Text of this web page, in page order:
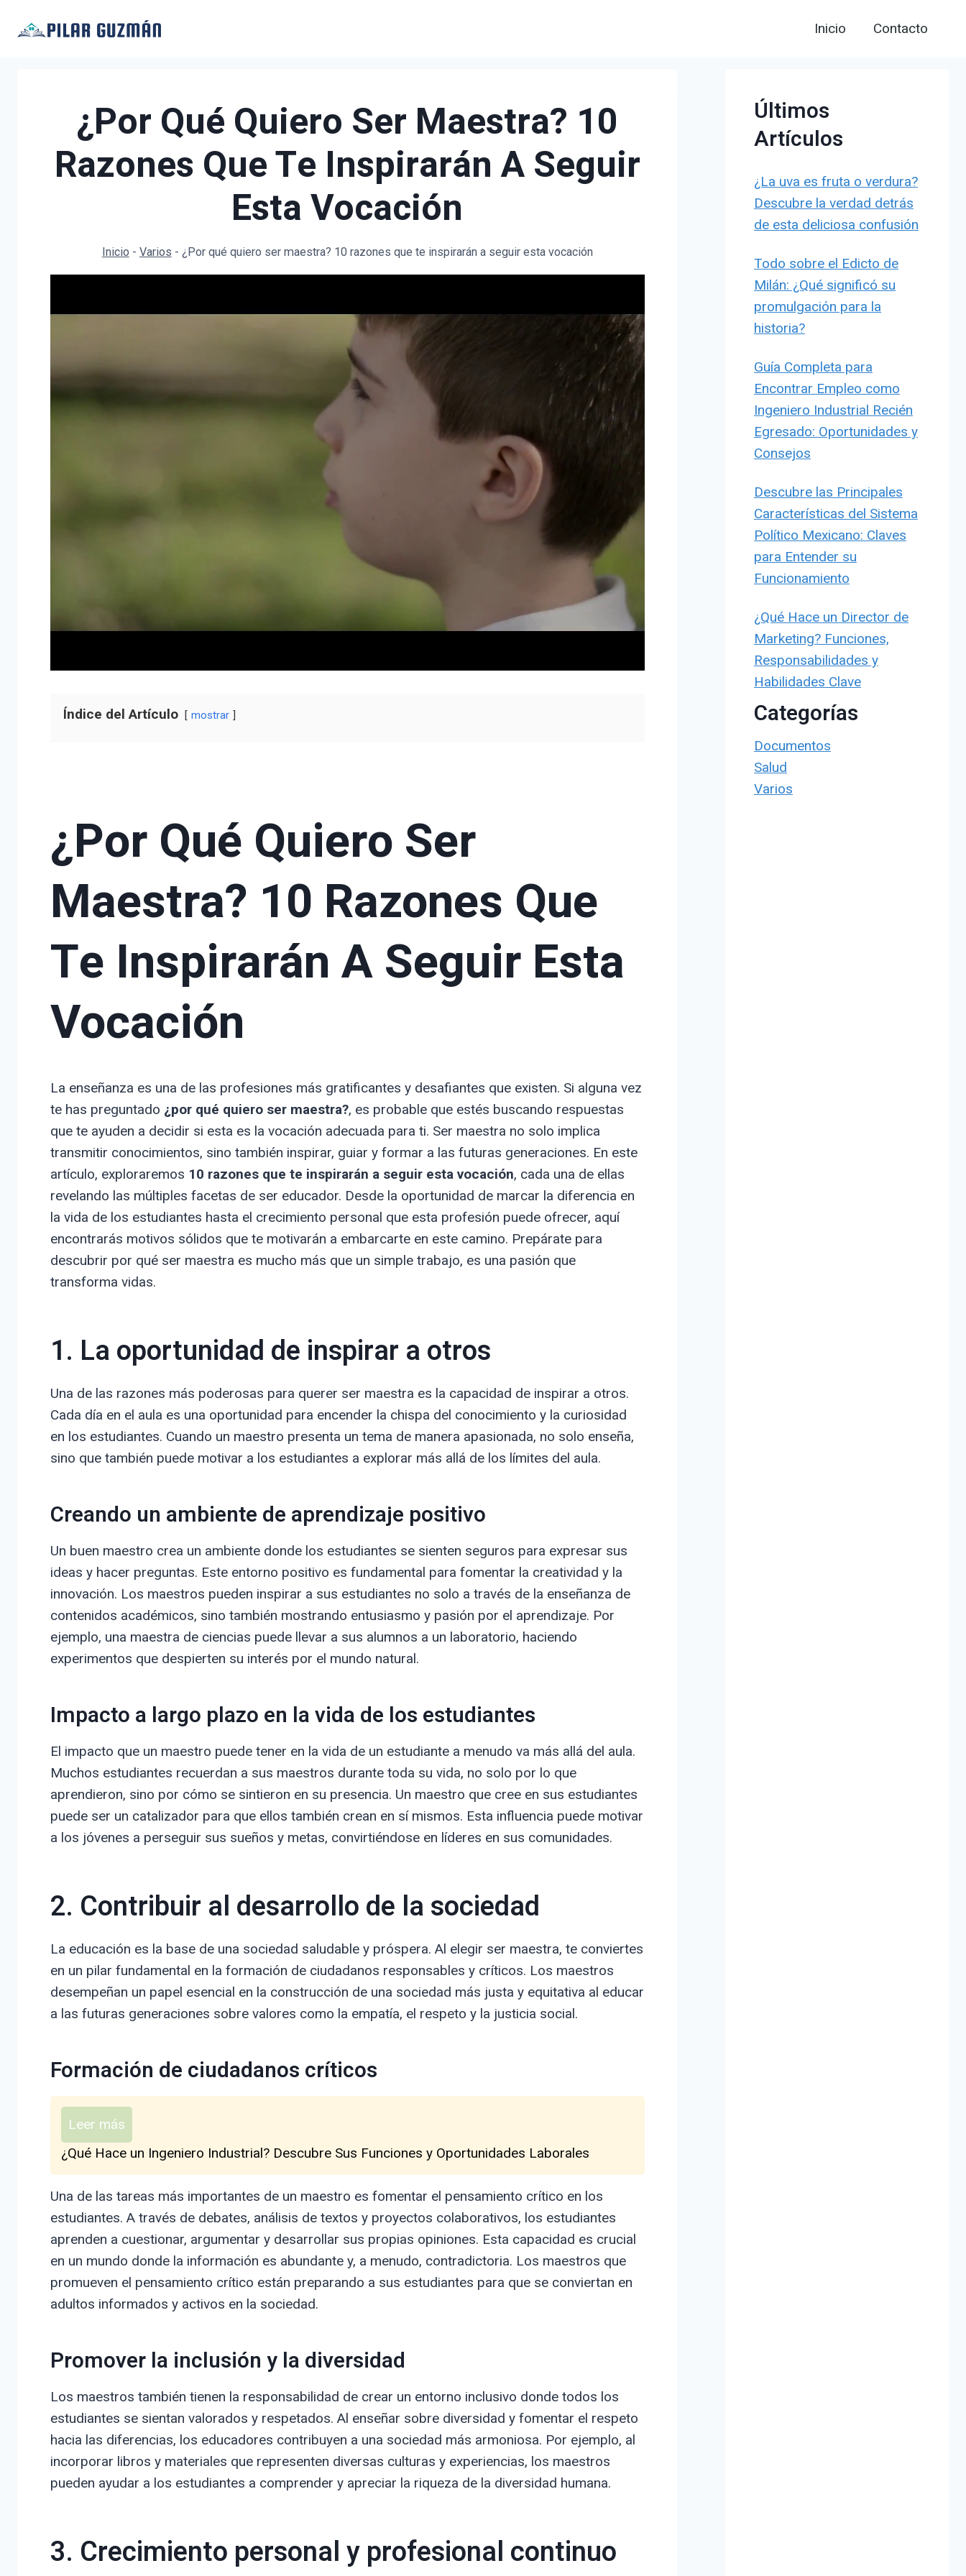
Inicio Contacto
¿Por Qué Quiero Ser Maestra? 10
Razones Que Te Inspirarán A Seguir
Esta Vocación
Inicio - Varios - ¿Por qué quiero ser maestra? 10 razones que te inspirarán a seguir esta vocación
Índice del Artículo mostrar
¿Por Qué Quiero Ser
Maestra? 10 Razones Que
Te Inspirarán A Seguir Esta
Vocación
La enseñanza es una de las profesiones más gratificantes y desafiantes que existen. Si alguna vez
te has preguntado ¿por qué quiero ser maestra?, es probable que estés buscando respuestas
que te ayuden a decidir si esta es la vocación adecuada para ti. Ser maestra no solo implica
transmitir conocimientos, sino también inspirar, guiar y formar a las futuras generaciones. En este
artículo, exploraremos 10 razones que te inspirarán a seguir esta vocación, cada una de ellas
revelando las múltiples facetas de ser educador. Desde la oportunidad de marcar la diferencia en
la vida de los estudiantes hasta el crecimiento personal que esta profesión puede ofrecer, aquí
encontrarás motivos sólidos que te motivarán a embarcarte en este camino. Prepárate para
descubrir por qué ser maestra es mucho más que un simple trabajo, es una pasión que
transforma vidas.
1. La oportunidad de inspirar a otros
Una de las razones más poderosas para querer ser maestra es la capacidad de inspirar a otros.
Cada día en el aula es una oportunidad para encender la chispa del conocimiento y la curiosidad
en los estudiantes. Cuando un maestro presenta un tema de manera apasionada, no solo enseña,
sino que también puede motivar a los estudiantes a explorar más allá de los límites del aula.
Creando un ambiente de aprendizaje positivo
Un buen maestro crea un ambiente donde los estudiantes se sienten seguros para expresar sus
ideas y hacer preguntas. Este entorno positivo es fundamental para fomentar la creatividad y la
innovación. Los maestros pueden inspirar a sus estudiantes no solo a través de la enseñanza de
contenidos académicos, sino también mostrando entusiasmo y pasión por el aprendizaje. Por
ejemplo, una maestra de ciencias puede llevar a sus alumnos a un laboratorio, haciendo
experimentos que despierten su interés por el mundo natural.
Impacto a largo plazo en la vida de los estudiantes
El impacto que un maestro puede tener en la vida de un estudiante a menudo va más allá del aula.
Muchos estudiantes recuerdan a sus maestros durante toda su vida, no solo por lo que
aprendieron, sino por cómo se sintieron en su presencia. Un maestro que cree en sus estudiantes
puede ser un catalizador para que ellos también crean en sí mismos. Esta influencia puede motivar
a los jóvenes a perseguir sus sueños y metas, convirtiéndose en líderes en sus comunidades.
2. Contribuir al desarrollo de la sociedad
La educación es la base de una sociedad saludable y próspera. Al elegir ser maestra, te conviertes
en un pilar fundamental en la formación de ciudadanos responsables y críticos. Los maestros
desempeñan un papel esencial en la construcción de una sociedad más justa y equitativa al educar
a las futuras generaciones sobre valores como la empatía, el respeto y la justicia social.
Formación de ciudadanos críticos
Leer más
¿Qué Hace un Ingeniero Industrial? Descubre Sus Funciones y Oportunidades Laborales
Una de las tareas más importantes de un maestro es fomentar el pensamiento crítico en los
estudiantes. A través de debates, análisis de textos y proyectos colaborativos, los estudiantes
aprenden a cuestionar, argumentar y desarrollar sus propias opiniones. Esta capacidad es crucial
en un mundo donde la información es abundante y, a menudo, contradictoria. Los maestros que
promueven el pensamiento crítico están preparando a sus estudiantes para que se conviertan en
adultos informados y activos en la sociedad.
Promover la inclusión y la diversidad
Los maestros también tienen la responsabilidad de crear un entorno inclusivo donde todos los
estudiantes se sientan valorados y respetados. Al enseñar sobre diversidad y fomentar el respeto
hacia las diferencias, los educadores contribuyen a una sociedad más armoniosa. Por ejemplo, al
incorporar libros y materiales que representen diversas culturas y experiencias, los maestros
pueden ayudar a los estudiantes a comprender y apreciar la riqueza de la diversidad humana.
3. Crecimiento personal y profesional continuo
Últimos
Artículos
¿La uva es fruta o verdura?
Descubre la verdad detrás
de esta deliciosa confusión
Todo sobre el Edicto de
Milán: ¿Qué significó su
promulgación para la
historia?
Guía Completa para
Encontrar Empleo como
Ingeniero Industrial Recién
Egresado: Oportunidades y
Consejos
Descubre las Principales
Características del Sistema
Político Mexicano: Claves
para Entender su
Funcionamiento
¿Qué Hace un Director de
Marketing? Funciones,
Responsabilidades y
Habilidades Clave
Categorías
Documentos
Salud
Varios